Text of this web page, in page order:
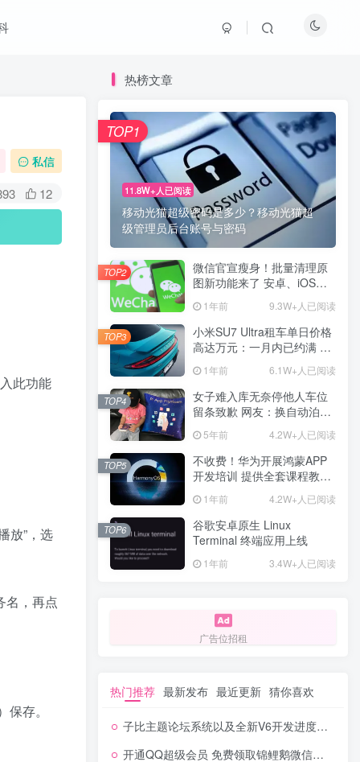
私信
12
此功能
放”，选
名，再点
存。
热榜文章
11.8W+人已阅读
移动光猫超级密码是多少？移动光猫超
级管理员后台账号与密码
TOP1
微信官宣瘦身！批量清理原
图新功能来了 安卓、iOS均
1年前 9.3W+人已阅读
TOP2
小米SU7 Ultra租车单日价格
高达万元：一月内已约满 预
1年前 6.1W+人已阅读
TOP3
女子难入库无奈停他人车位
留条致歉 网友：换自动泊车
5年前 4.2W+人已阅读
TOP4
不收费！华为开展鸿蒙APP
开发培训 提供全套课程教学
1年前 4.2W+人已阅读
TOP5
谷歌安卓原生 Linux
Terminal 终端应用上线
1年前 3.4W+人已阅读
TOP6
广告位招租
热门推荐 最新发布 最近更新 猜你喜欢
子比主题论坛系统以及全新V6开发进度汇报[更新预告]
开通QQ超级会员 免费领取锦鲤鹅微信红包封面